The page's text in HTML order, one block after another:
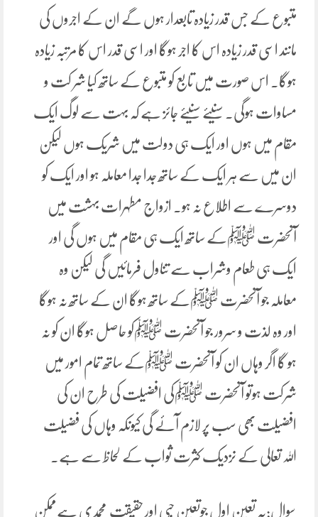
متبوع کے جس قدر زیادہ تابعدار ہوں گے ان کے اجروں کی
مانند اسی قدر زیادہ اس کا اجر ہوگا اور اسی قدر اس کا مرتبہ زیادہ
ہوگا۔ اس صورت میں تابع کو متبوع کے ساتھ کیا شر کت و
مساوات ہوگی۔ سنیئے سنیئے جائز ہے کہ بہت سے لوگ ایک
مقام میں ہوں اور ایک ہی دولت میں شریک ہوں لیکن
ان میں سے ہر ایک کے ساتھ جدا جدا معاملہ ہو اور ایک کو
دوسرے سے اطلاع نہ ہو۔ ازواج مطہرات بہشت میں
آنحضرت ﷺکے ساتھ ایک ہی مقام میں ہوں گی اور
ایک ہی طعام وشراب سے تناول فرمائیں گی لیکن وہ
معاملہ جو آنحضرت ﷺکے ساتھ ہوگا ان کے ساتھ نہ ہوگا
اور وہ لذت و سرور جو آنحضرت ﷺکو حاصل ہوگا ان کو نہ
ہو گا اگر وہاں ان کو آنحضرت ﷺکے ساتھ تمام امور میں
شرکت ہوتو آنحضرت ﷺکی افضیلت کی طرح ان کی
افضیلت بھی سب پر لازم آئے گی کیونکہ وہاں کی فضیلت
اللہ تعالی کے نزدیک کثرت ثواب کے لحاظ سے ہے۔
سوال:یہ تعین اول جوتعین حبی اور حقیقت محمدی ہےممکن